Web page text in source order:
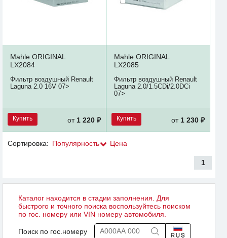
Mahle ORIGINAL
LX2084
Фильтр воздушный Renault
Laguna 2.0 16V 07>
Купить от 1 220 ₽
Mahle ORIGINAL
LX2085
Фильтр воздушный Renault
Laguna 2.0/1.5CDi/2.0DCi
07>
Купить от 1 230 ₽
Сортировка: Популярность Цена
1
Каталог находится в стадии заполнения. Для
быстрого и точного поиска воспользуйтесь поиском
по гос. номеру или VIN номеру автомобиля.
Поиск по гос.номеру